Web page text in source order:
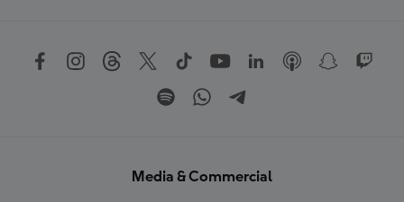
Media & Commercial